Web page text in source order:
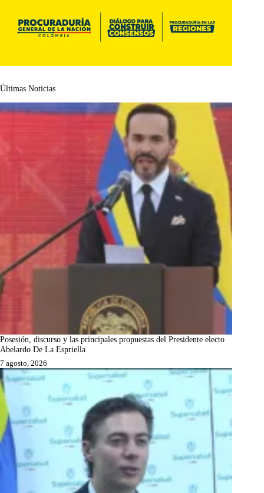
Últimas Noticias
Posesión, discurso y las principales propuestas del Presidente electo
Abelardo De La Espriella
7 agosto, 2026